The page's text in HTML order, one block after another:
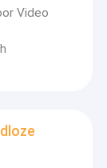
Video